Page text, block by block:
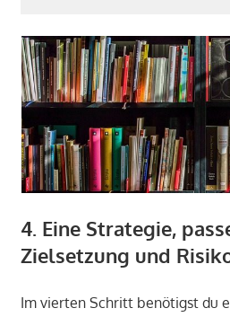
4. Eine Strategie,
Zielsetzung und
Im vierten Schritt benötigst du